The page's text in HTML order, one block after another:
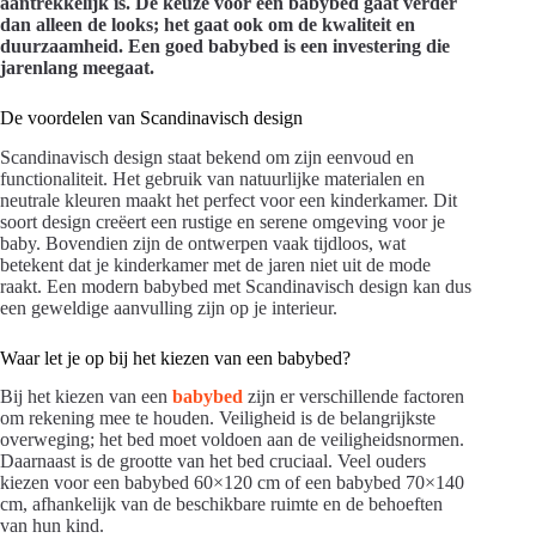
dan alleen de looks; het gaat ook om de kwaliteit en
duurzaamheid. Een goed babybed is een investering die
jarenlang meegaat.
De voordelen van Scandinavisch design
Scandinavisch design staat bekend om zijn eenvoud en
functionaliteit. Het gebruik van natuurlijke materialen en
neutrale kleuren maakt het perfect voor een kinderkamer. Dit
soort design creëert een rustige en serene omgeving voor je
baby. Bovendien zijn de ontwerpen vaak tijdloos, wat
betekent dat je kinderkamer met de jaren niet uit de mode
raakt. Een modern babybed met Scandinavisch design kan dus
een geweldige aanvulling zijn op je interieur.
Waar let je op bij het kiezen van een babybed?
Bij het kiezen van een babybed zijn er verschillende factoren
om rekening mee te houden. Veiligheid is de belangrijkste
overweging; het bed moet voldoen aan de veiligheidsnormen.
Daarnaast is de grootte van het bed cruciaal. Veel ouders
kiezen voor een babybed 60×120 cm of een babybed 70×140
cm, afhankelijk van de beschikbare ruimte en de behoeften
van hun kind.